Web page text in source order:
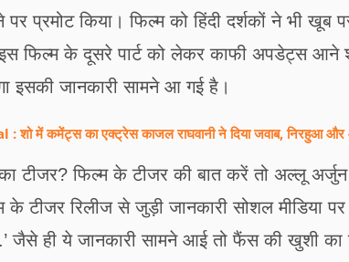
पर प्रमोट किया। फिल्म को हिंदी दर्शकों ने भी
इस फिल्म के दूसरे पार्ट को लेकर काफी अपडेट्स आने
इसकी जानकारी सामने आ गई है।
में कमेंट्स का एक्ट्रेस काजल राघवानी ने दिया जवाब, निरहुआ और
टीजर? फिल्म के टीजर की बात करें तो अल्लू
के टीजर रिलीज से जुड़ी जानकारी सोशल मीडिया
जैसे ही ये जानकारी सामने आई तो फैंस की खुशी